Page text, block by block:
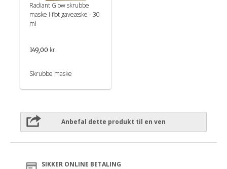
Radiant Glow skrubbe
maske i flot gaveæske - 30
ml
149,00 kr.
Skrubbe maske
Anbefal dette produkt til en ven
SIKKER ONLINE BETALING